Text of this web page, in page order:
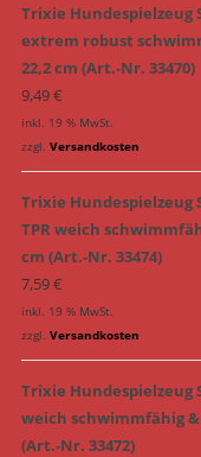
Trixie Hundespielzeug
extrem robust
22,2 cm (Art.-Nr. 33470)
9,49€
inkl. 19 % MwSt.
zzgl. Versandkosten
Trixie Hundespielzeug
TPR weich
cm (Art.-Nr. 33474)
7,59€
inkl. 19 % MwSt.
zzgl. Versandkosten
Trixie Hundespielzeug
weich schwimmfähig &
(Art.-Nr. 33472)